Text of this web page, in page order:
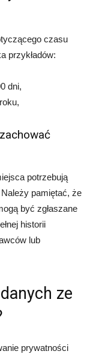
czasu
przykładów:
dni,
potrzebują
pamiętać, że
być zgłaszane
historii
lub
ze
prywatności